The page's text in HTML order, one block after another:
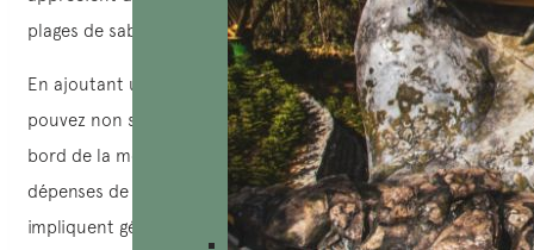
plages de sable fin.
En ajoutant une extension plage à uncircuit Vietnam, vous
pouvez non seulement profiter de jours de détente au
bord de la mer, mais également économiser sur les
dépenses de voyage, car les journées passées à la plage
impliquent généralement moins de frais, avec la liberté de